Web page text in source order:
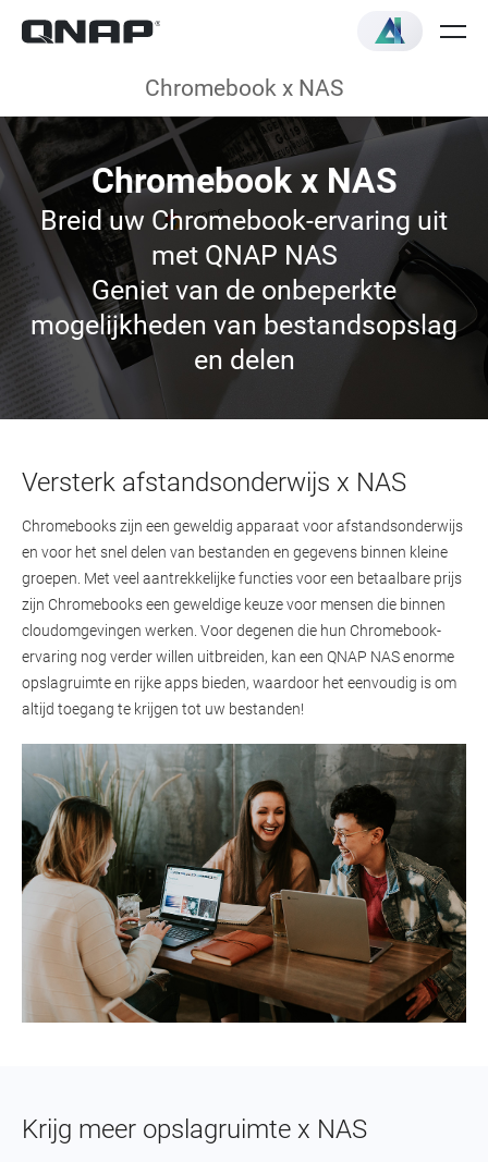
Chromebook x NAS
Chromebook x NAS
Breid uw Chromebook-ervaring uit
met QNAP NAS
Geniet van de onbeperkte
mogelijkheden van bestandsopslag
en delen
Versterk afstandsonderwijs x NAS
Chromebooks zijn een geweldig apparaat voor afstandsonderwijs
en voor het snel delen van bestanden en gegevens binnen kleine
groepen. Met veel aantrekkelijke functies voor een betaalbare prijs
zijn Chromebooks een geweldige keuze voor mensen die binnen
cloudomgevingen werken. Voor degenen die hun Chromebook-
ervaring nog verder willen uitbreiden, kan een QNAP NAS enorme
opslagruimte en rijke apps bieden, waardoor het eenvoudig is om
altijd toegang te krijgen tot uw bestanden!
Krijg meer opslagruimte x NAS